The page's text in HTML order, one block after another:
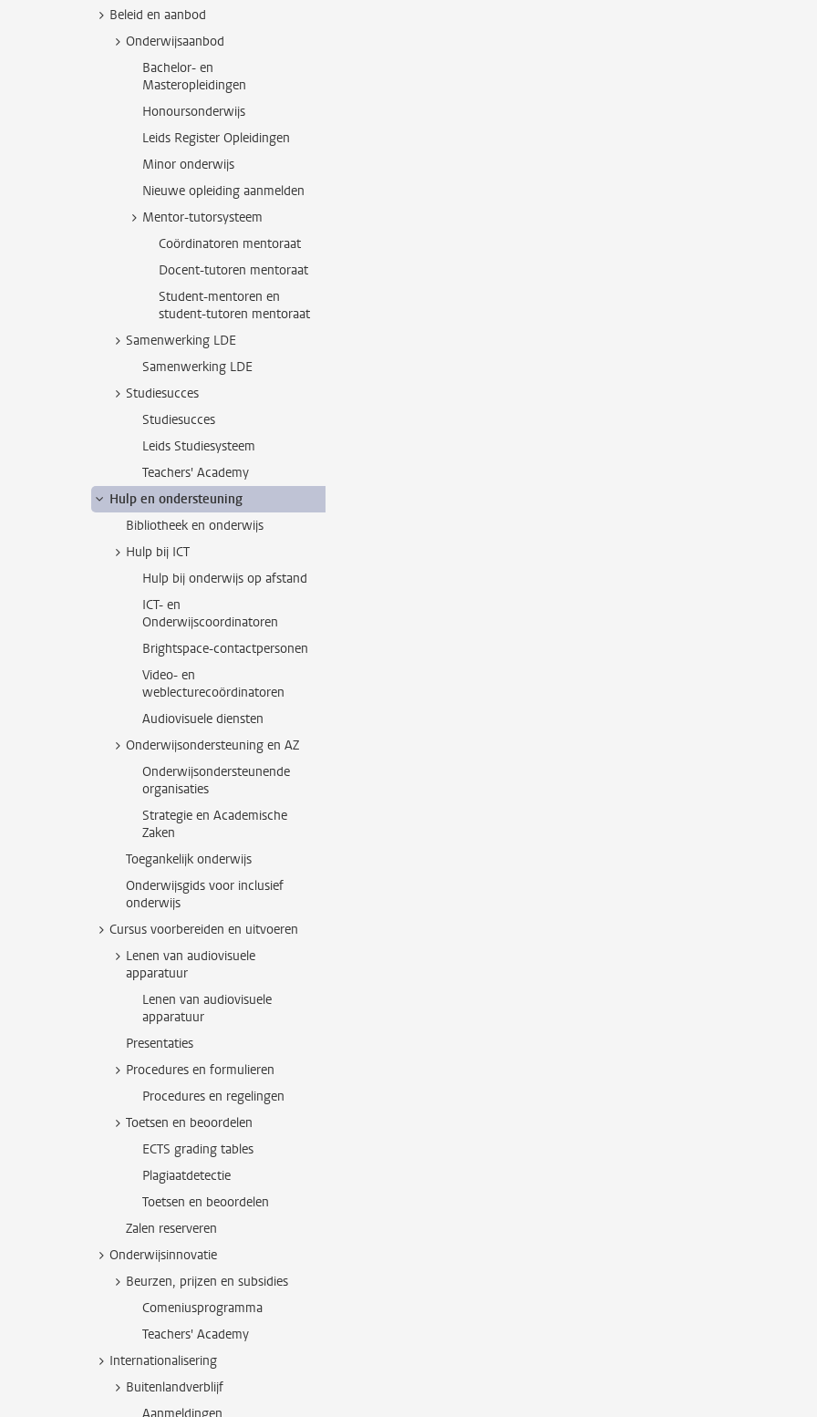
Beleid en aanbod
Onderwijsaanbod
Bachelor- en
Masteropleidingen
Honoursonderwijs
Leids Register Opleidingen
Minor onderwijs
Nieuwe opleiding aanmelden
Mentor-tutorsysteem
Coördinatoren mentoraat
Docent-tutoren mentoraat
Student-mentoren en
student-tutoren mentoraat
Samenwerking LDE
Samenwerking LDE
Studiesucces
Studiesucces
Leids Studiesysteem
Teachers' Academy
Hulp en ondersteuning
Bibliotheek en onderwijs
Hulp bij ICT
Hulp bij onderwijs op afstand
ICT- en
Onderwijscoordinatoren
Brightspace-contactpersonen
Video- en
weblecturecoördinatoren
Audiovisuele diensten
Onderwijsondersteuning en AZ
Onderwijsondersteunende
organisaties
Strategie en Academische
Zaken
Toegankelijk onderwijs
Onderwijsgids voor inclusief
onderwijs
Cursus voorbereiden en uitvoeren
Lenen van audiovisuele
apparatuur
Lenen van audiovisuele
apparatuur
Presentaties
Procedures en formulieren
Procedures en regelingen
Toetsen en beoordelen
ECTS grading tables
Plagiaatdetectie
Toetsen en beoordelen
Zalen reserveren
Onderwijsinnovatie
Beurzen, prijzen en subsidies
Comeniusprogramma
Teachers' Academy
Internationalisering
Buitenlandverblijf